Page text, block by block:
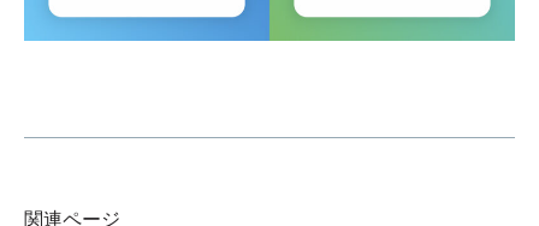
関連ページ